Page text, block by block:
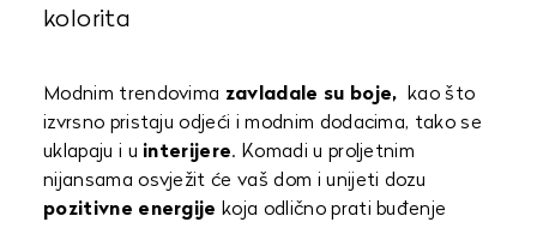
kolorita
Modnim trendovima zavladale su boje,
kao što
izvrsno pristaju odjeći i modnim dodacima, tako se
uklapaju i u interijere. Komadi u proljetnim
nijansama osvježit će vaš dom i unijeti dozu
pozitivne energije koja odlično prati buđenje